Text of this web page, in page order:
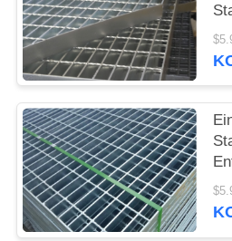
SITEMAP
PRIVACY
POLICY